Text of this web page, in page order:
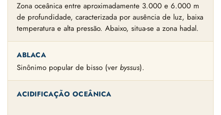
Zona oceânica entre aproximadamente 3.000 e 6.000 m
de profundidade, caracterizada por ausência de luz, baixa
temperatura e alta pressão. Abaixo, situa-se a zona hadal.
ABLACA
Sinônimo popular de bisso (ver byssus).
ACIDIFICAÇÃO OCEÂNICA